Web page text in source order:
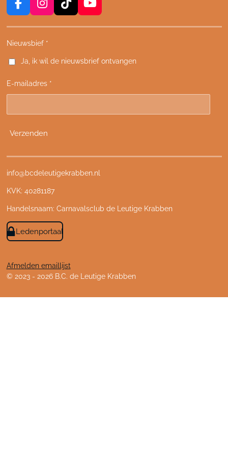
F
c
e
o
k
I
s
t
g
a
m
T
k
k
Y
u
b
Nieuwsbief *
Ja, ik wil de nieuwsbrief ontvangen
E-mailadres *
Verzenden
info@bcdeleutigekrabben.nl
KVK: 40281187
Handelsnaam: Carnavalsclub de Leutige Krabben
Ledenportaal
Afmelden emaillijst
© 2023 - 2026 B.C. de Leutige Krabben